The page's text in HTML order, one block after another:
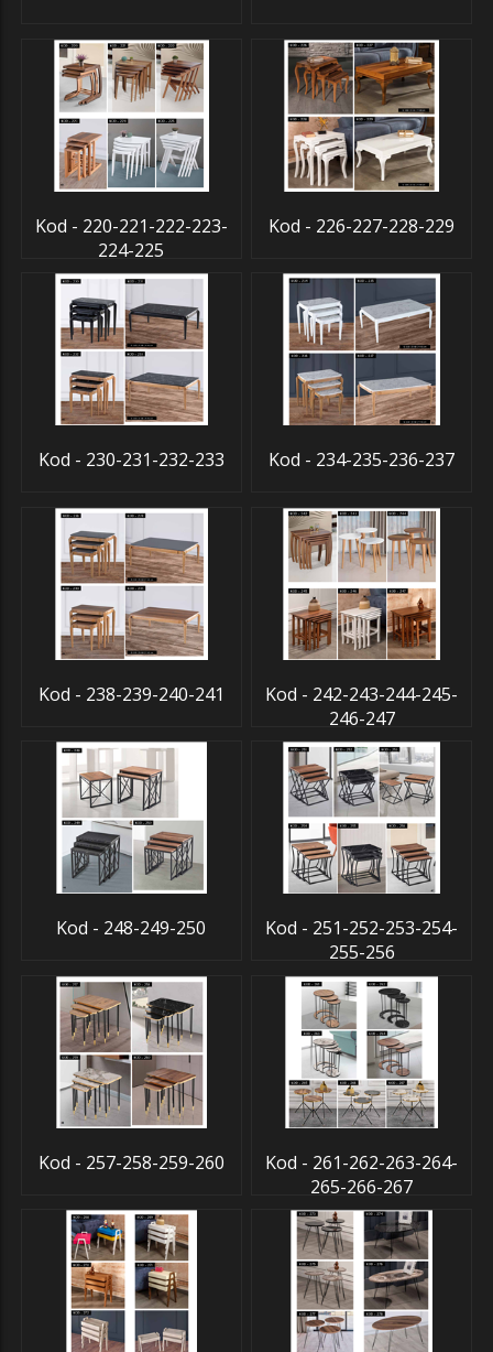
Kod - 220-221-222-223-
224-225
Kod - 226-227-228-229
Kod - 230-231-232-233 Kod - 234-235-236-237
Kod - 238-239-240-241
Kod - 242-243-244-245-
246-247
Kod - 248-249-250
Kod - 251-252-253-254-
255-256
Kod - 257-258-259-260
Kod - 261-262-263-264-
265-266-267